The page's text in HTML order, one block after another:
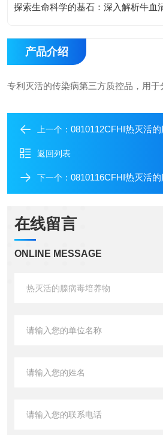
产品介绍
专利灭活的传染病第三方质控品，用
上一个： 0810112CFHI热灭活
返回列表
下一个： 0810116CFHI热灭活
在线留言
ONLINE MESSAGE